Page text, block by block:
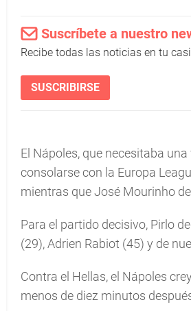
Suscríbete a nuestro
Recibe todas las noticias en tu
SUSCRIBIRSE
El Nápoles, que necesitaba
consolarse con la Europa
mientras que José Mourinho
Para el partido decisivo, Pirlo
(29), Adrien Rabiot (45) y de
Contra el Hellas, el Nápoles
menos de diez minutos